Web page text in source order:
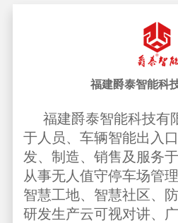
福建爵泰智能科
福建爵泰智能科技有
于人员、车辆智能出入
发、制造、销售及服务
从事无人值守停车场管
智慧工地、智慧社区、
研发生产云可视对讲、